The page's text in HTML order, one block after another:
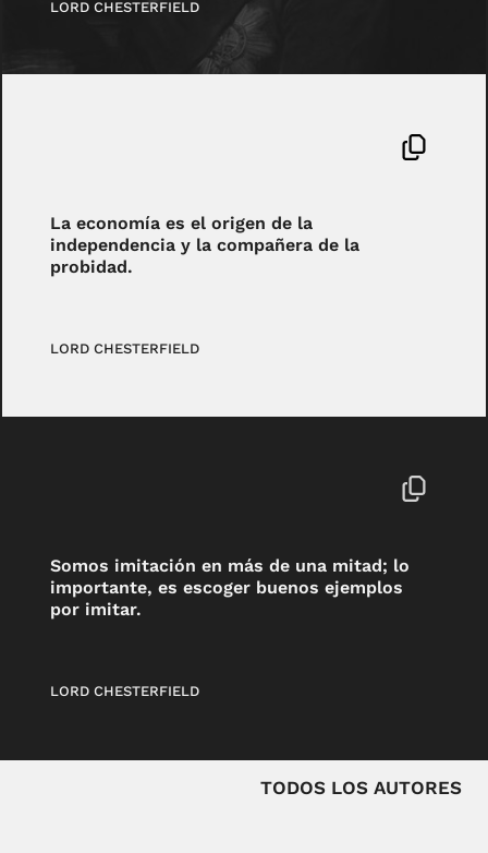
LORD CHESTERFIELD
La economía es el origen de la
independencia y la compañera de la
probidad.
LORD CHESTERFIELD
Somos imitación en más de una mitad; lo
importante, es escoger buenos ejemplos
por imitar.
LORD CHESTERFIELD
TODOS LOS AUTORES